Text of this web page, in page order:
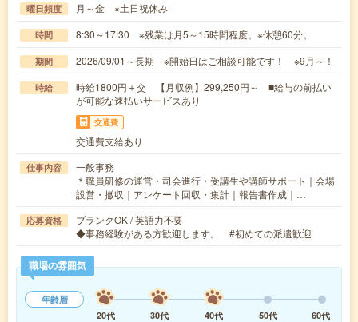
曜日頻度 月～金 ※土日祝休み
時間 8:30～17:30 ※残業は月5～15時間程度。※休憩60分。
期間 2026/09/01～長期 ※開始日はご相談可能です！ ※9月～！
時給
時給1800円＋交 【月収例】299,250円～ ■給与の前払い
が可能な速払いサービスあり
交通費
交通費支給あり
仕事内容
一般事務
＊職員研修の運営・司会進行・受講生や講師サポート｜会場
設営・撤収｜アンケート回収・集計｜報告書作成｜…
応募資格
ブランクOK / 英語力不要
◆事務経験がある方歓迎します。 #初めての派遣歓迎
職場の雰囲気
年齢層
20代
30代 40代 50代
60代